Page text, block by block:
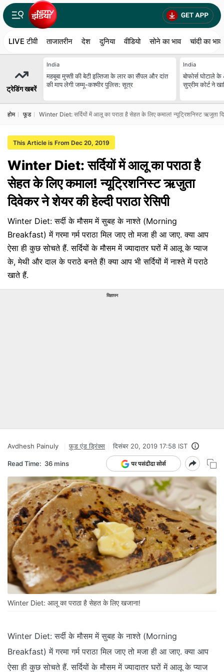
LIVE टीवी ताजातरीन देश दुनिया वीडियो सोने का भाव चांदी का भाव
ट्रेडिंग खबरें
India
महबूबा मुफ्ती की बेटी इल्तिजा के लार का सैंपल और दांत
की माप लेगी जम्मू-कश्मीर पुलिस: सूत्र
India
बोफोर्स घोटाले
सुप्रीम कोर्ट ने
होम फूड Winter Diet: सर्दियों में आलू का पराठा है सेहत के लिए कमाल! न्यूट्रिशनिस्ट ऋजुता
This Article is From Dec 20, 2019
Winter Diet: सर्दियों में आलू का पराठा है
सेहत के लिए कमाल! न्यूट्रिशनिस्ट ऋजुता
दिवेकर ने शेयर की हेल्दी पराठा रेसिपी
Winter Diet: सर्दी के मौसम में सुबह के नाश्ते (Morning
Breakfast) में गरमा गर्म पराठा मिल जाए तो मजा ही आ जाए. क्या आप
ऐसा ही कुछ सोचते हैं. सर्दियों के मौसम में ज्यादातर घरों में आलू के प्याज
के, मेथी और दाल के पराठे बनते हैं! क्या आप भी सर्दियों में नाश्ते में पराठे
खाते हैं.
विज्ञापन
Avdhesh Painuly फ़ूड एंड ड्रिंक्स दिसंबर 20, 2019 17:58 IST
Read Time: 36 mins
Winter Diet: आलू का पराठा है सेहत के लिए खजाना!
Winter Diet: सर्दी के मौसम में सुबह के नाश्ते (Morning
Breakfast) में गरमा गर्म पराठा मिल जाए तो मजा ही आ जाए. क्या आप
ऐसा ही कुछ सोचते हैं. सर्दियों के मौसम में ज्यादातर घरों में आलू के प्याज